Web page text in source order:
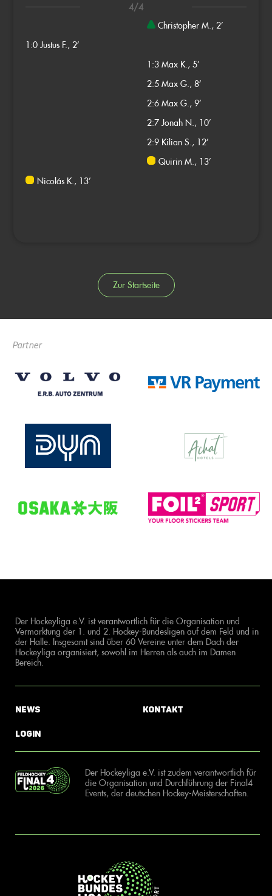
4/4
Christopher M., 2’
1:0 Justus F., 2’
1:3 Max K., 5’
2:5 Max G., 8’
2:6 Max G., 9’
2:7 Jonah N., 10’
2:9 Kilian S., 12’
Quirin M., 13’
Nicolás K., 13’
Zur Startseite
Partner
Der Hockeyliga e.V. ist verantwortlich für die Organisation und
Vermarktung der 1. und 2. Hockey-Bundesligen auf dem Feld und in
der Halle. Insgesamt sind über 60 Vereine unter dem Dach der
Hockeyliga organisiert, sowohl im Herren als auch im Damen
Bereich.
News
Login
Kontakt
Der Hockeyliga e.V. ist zudem verantwortlich für
die Organisation und Durchführung der Final4
Events, der deutschen Hockey-Meisterschaften.